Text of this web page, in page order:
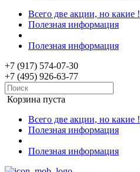
Всего две акции, но какие !
Полезная информация
Полезная информация
+7 (917) 574-07-30
+7 (495) 926-63-77
Корзина пуста
Всего две акции, но какие !
Полезная информация
Полезная информация